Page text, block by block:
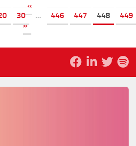
«
30 ... 446 447 448
449
»